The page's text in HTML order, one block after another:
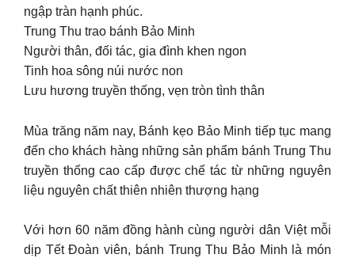
ngập tràn hạnh phúc.
Trung Thu trao bánh Bảo Minh
Người thân, đối tác, gia đình khen ngon
Tinh hoa sông núi nước non
Lưu hương truyền thống, vẹn tròn tình thân
Mùa trăng năm nay, Bánh kẹo Bảo Minh tiếp tục mang
đến cho khách hàng những sản phẩm bánh Trung Thu
truyền thống cao cấp được chế tác từ những nguyên
liệu nguyên chất thiên nhiên thượng hạng
Với hơn 60 năm đồng hành cùng người dân Việt mỗi
dịp Tết Đoàn viên, bánh Trung Thu Bảo Minh là món